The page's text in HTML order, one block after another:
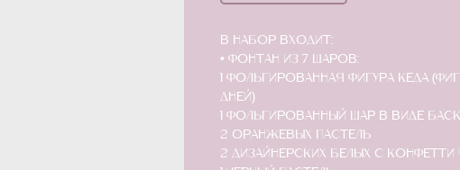
В набор входит:
• Фонтан из 7 шаров:
1 фольгированная фигура кеда
дней)
1 фольгированный шар в виде
2 оранжевых пастель
2 дизайнерских белых с конфетти